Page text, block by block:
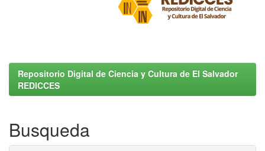
Repositorio Digital de Ciencia y Cultura de El Salvador
REDICCES
Busqueda